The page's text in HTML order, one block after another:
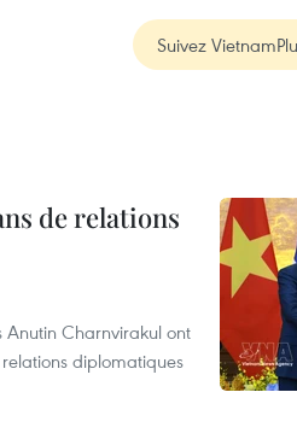
Suivez
de relations
Anutin Charnvirakul ont
diplomatiques